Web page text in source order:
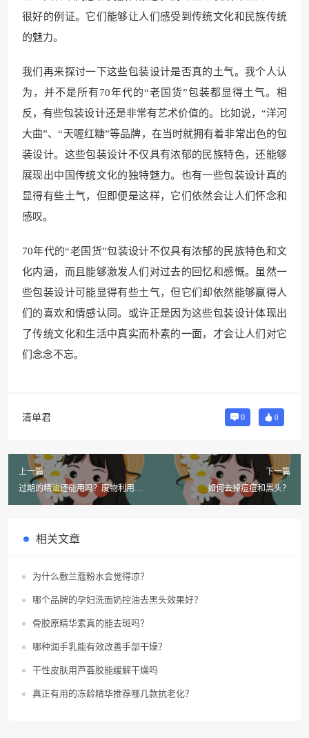
很好的例证。它们能够让人们感受到传统文化和民族传统
的魅力。
我们再来探讨一下这些包装设计是否真的土气。我个人认
为，并不是所有70年代的“老国货”包装都显得土气。相
反，有些包装设计还是非常有艺术价值的。比如说，“洋河
大曲”、“天喔红糖”等品牌，在当时就拥有着非常出色的包
装设计。这些包装设计不仅具有浓郁的民族特色，还能够
展现出中国传统文化的独特魅力。也有一些包装设计真的
显得有些土气，但即便是这样，它们依然会让人们怀念和
感叹。
70年代的“老国货”包装设计不仅具有浓郁的民族特色和文
化内涵，而且能够激发人们对过去的回忆和感慨。虽然一
些包装设计可能显得有些土气，但它们却依然能够赢得人
们的喜欢和情感认同。或许正是因为这些包装设计体现出
了传统文化和生活中真实而朴素的一面，才会让人们对它
们念念不忘。
清单君 0 0
上一篇
过期的精油还能用吗？废物利用不
浪费！
下一篇
如何去掉痘痘和黑头？
相关文章
为什么敷兰蔻粉水会觉得凉？
哪个品牌的孕妇洗面奶控油去黑头效果好？
骨胶原精华素真的能去斑吗？
哪种润手乳能有效改善手部干燥？
干性皮肤用芦荟胶能缓解干燥吗
真正有用的冻龄精华推荐哪几款抗老化？